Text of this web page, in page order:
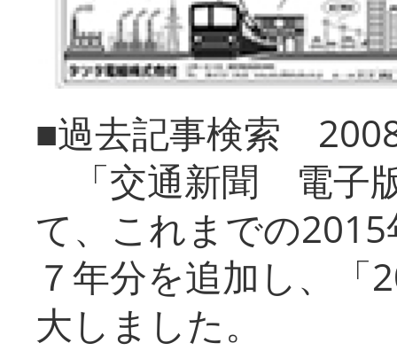
■過去記事検索
「交通新聞 電子
て、これまでの
７年分を追加し、「
大しまし